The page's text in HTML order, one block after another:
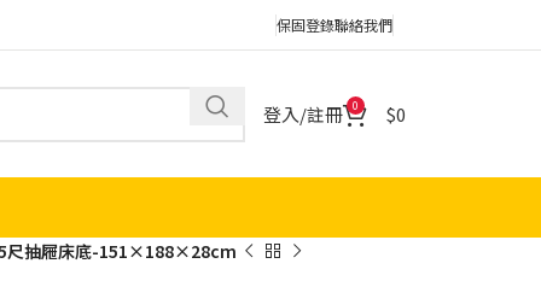
保固登錄聯絡我們
登入/註冊 0 0
尺抽屜床底-151×188×28cm